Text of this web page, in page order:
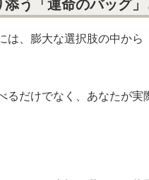
う「運命のバッグ
は、膨大な選択肢の中か
るだけでなく、あなたが